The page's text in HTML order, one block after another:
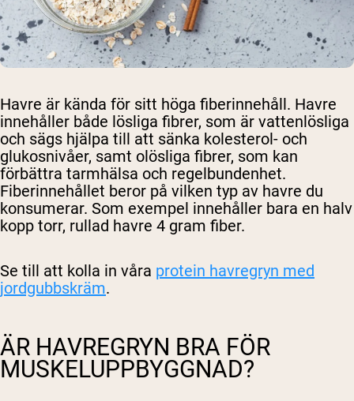
Havre är kända för sitt höga fiberinnehåll. Havre
innehåller både lösliga fibrer, som är vattenlösliga
och sägs hjälpa till att sänka kolesterol- och
glukosnivåer, samt olösliga fibrer, som kan
förbättra tarmhälsa och regelbundenhet.
Fiberinnehållet beror på vilken typ av havre du
konsumerar. Som exempel innehåller bara en halv
kopp torr, rullad havre 4 gram fiber.
Se till att kolla in våra protein havregryn med
jordgubbskräm.
ÄR HAVREGRYN BRA FÖR
MUSKELUPPBYGGNAD?